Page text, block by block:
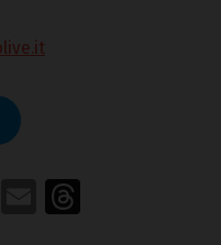
Telegram
Email